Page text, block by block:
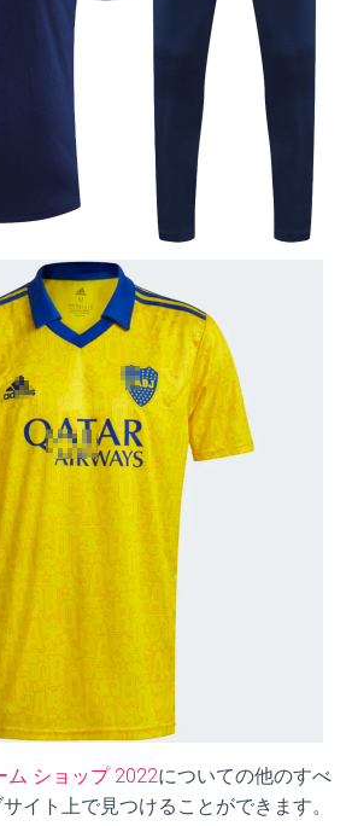
ム ショップ 2022についての他のすべ
イト上で見つけることができます。